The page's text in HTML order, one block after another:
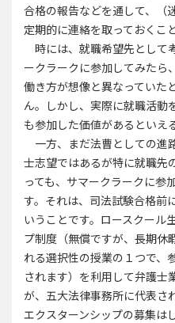
合格の報告などを通して、（
定期的に連絡を取っておくこ
時には、就職希望先として
ークラークに参加してみたら
働き方が想像と異なっていた
ん。しかし、実際に就職活動
も参加した価値があるといえ
一方、まだ法曹としての進
士志望ではあるが特に就職先
っても、サマークラークに参
す。それは、司法試験合格前
いうことです。ロースクール
プ制度（無償ですが、長期休
れる選択性の授業の１つで、
されます）を利用して弁護士
が、五大法律事務所に代表さ
エクスターンシップの募集は